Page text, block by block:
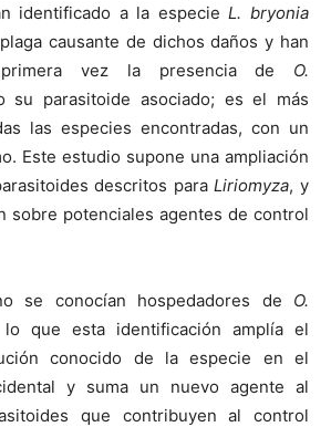
identificado a la especieL. bryonia
causante de dichos daños y han
vez la presencia de O.
su parasitoide asociado; es el más
las especies encontradas, con un
Este estudio supone una ampliación
descritos paraLiriomyza, y
sobre potenciales agentes de control
se conocían hospedadores de O.
que esta identificación amplía el
conocido de la especie en el
y suma un nuevo agente al
que contribuyen al control